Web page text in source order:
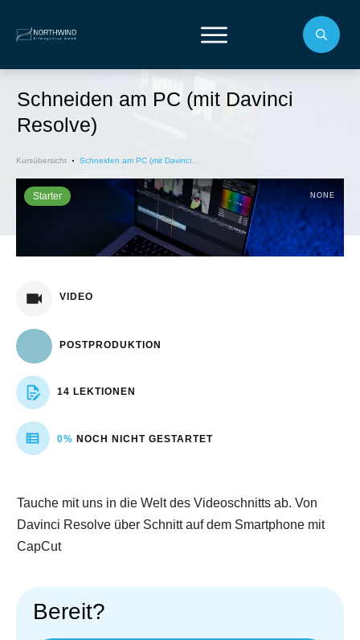
Schneiden am PC (mit Davinci
Resolve)
Kursübersicht
Starter NONE
VIDEO
POSTPRODUKTION
14 LEKTIONEN
0% NOCH NICHT GESTARTET
Tauche mit uns in die Welt des Videoschnitts ab. Von
Davinci Resolve über Schnitt auf dem Smartphone mit
CapCut
Bereit?